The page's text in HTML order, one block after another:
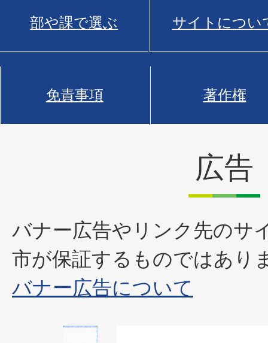
部や課で選ぶ サイトについ
免責事項 著作権
広告
バナー広告やリンク先のサ
市が保証するものではあり
バナー広告について